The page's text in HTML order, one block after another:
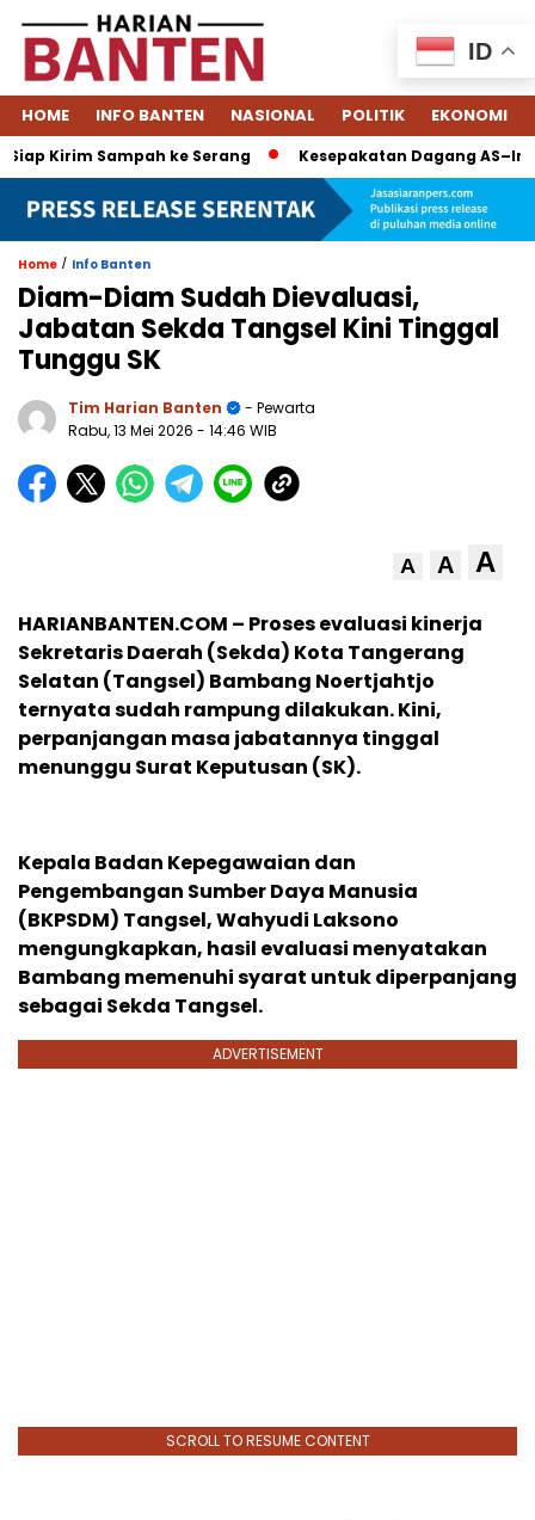
HOME INFO BANTEN NASIONAL POLITIK EKONOMI
Kirim Sampah ke Serang Kesepakatan Dagang
Home / Info Banten
Diam-Diam Sudah Dievaluasi,
Jabatan Sekda Tangsel Kini Tinggal
Tunggu SK
Tim Harian Banten
- Pewarta
Rabu, 13 Mei 2026 - 14:46 WIB
A A A
HARIANBANTEN.COM – Proses evaluasi kinerja
Sekretaris Daerah (Sekda) Kota Tangerang
Selatan (Tangsel) Bambang Noertjahtjo
ternyata sudah rampung dilakukan. Kini,
perpanjangan masa jabatannya tinggal
menunggu Surat Keputusan (SK).
Kepala Badan Kepegawaian dan
Pengembangan Sumber Daya Manusia
(BKPSDM) Tangsel, Wahyudi Laksono
mengungkapkan, hasil evaluasi menyatakan
Bambang memenuhi syarat untuk diperpanjang
sebagai Sekda Tangsel.
ADVERTISEMENT
SCROLL TO RESUME CONTENT
ID